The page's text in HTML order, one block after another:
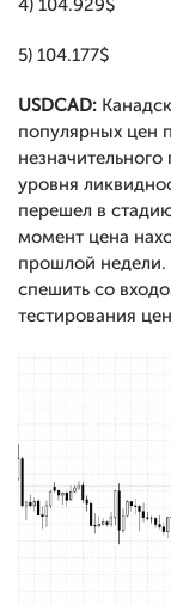
4) 104.929$
5) 104.177$
USDCAD:
популярных цен
уровня
перешел в
момент цена
прошлой недели.
спешить со
тестирования